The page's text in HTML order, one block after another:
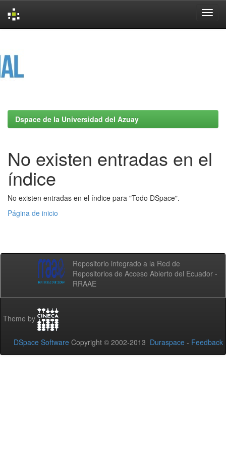
Dspace de la Universidad del Azuay
No existen entradas en el
índice
No existen entradas en el índice para "Todo DSpace".
Página de inicio
Repositorio integrado a la Red de
Repositorios de Acceso Abierto del Ecuador -
RRAAE
Theme by
DSpace Software Copyright © 2002-2013 Duraspace - Feedback